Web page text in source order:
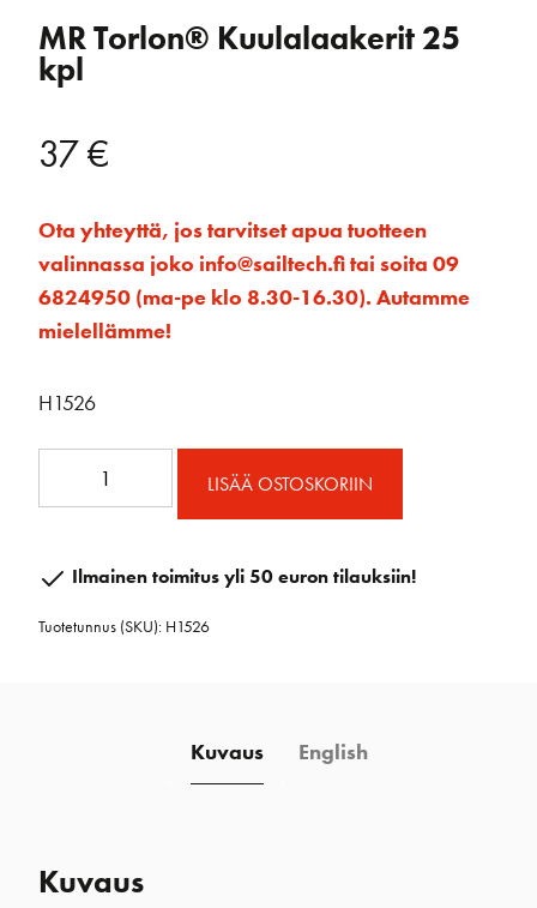
MR Torlon® Kuulalaakerit 25
kpl
37€
Ota yhteyttä, jos tarvitset apua tuotteen
valinnassa joko info@sailtech.fi tai soita 09
6824950 (ma-pe klo 8.30-16.30). Autamme
mielellämme!
H1526
25
määrä
LISÄÄ OSTOSKORIIN
Ilmainen toimitus yli 50 euron tilauksiin!
Tuotetunnus (SKU): H1526
Kuvaus English
Kuvaus